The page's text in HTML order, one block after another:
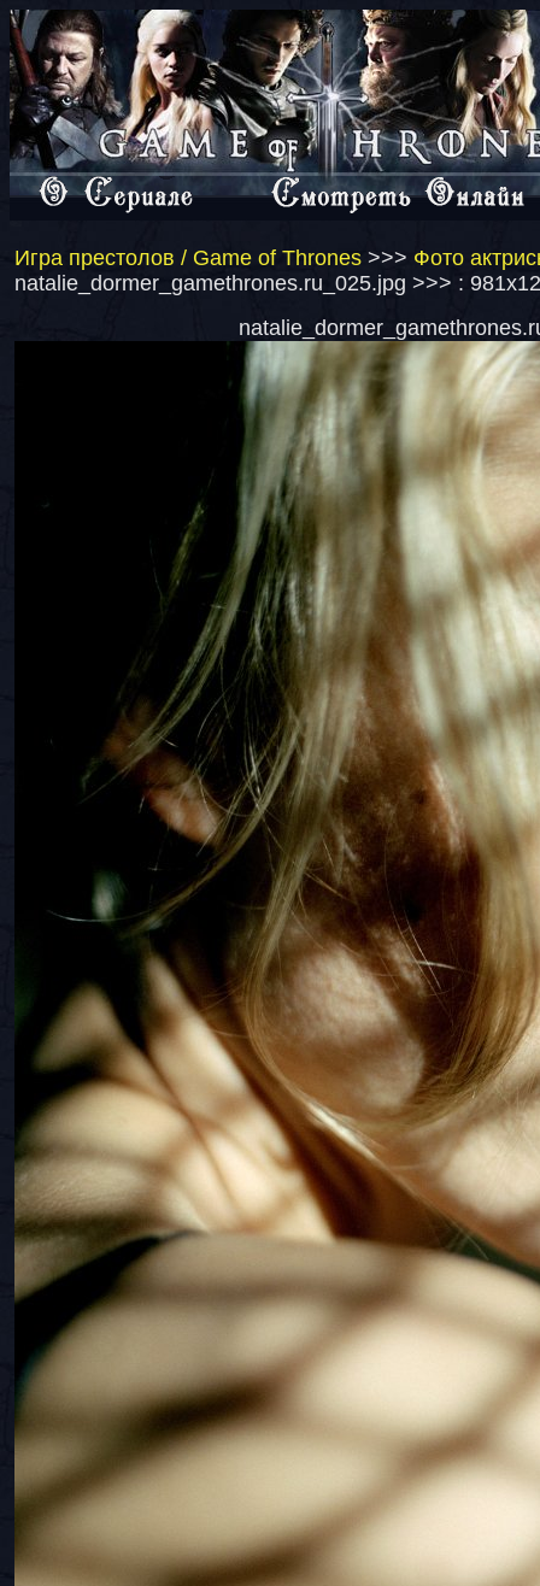
Игра престолов / Game of Thrones >>> Фото
natalie_dormer_gamethrones.ru_025.jpg >>> :